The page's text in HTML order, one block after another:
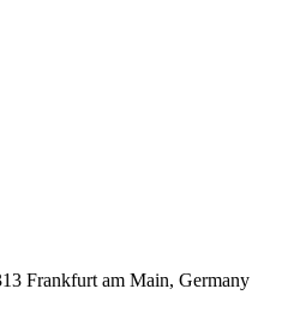
Frankfurt am Main, Germany